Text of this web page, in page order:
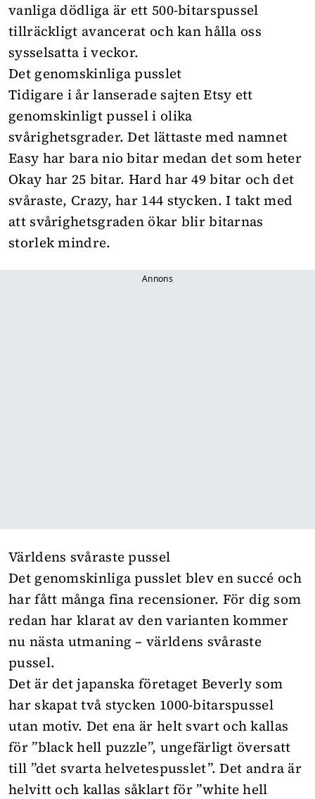
vanliga dödliga är ett 500-bitarspussel
tillräckligt avancerat och kan hålla oss
sysselsatta i veckor.
Det genomskinliga pusslet
Tidigare i år lanserade sajten Etsy ett
genomskinligt pussel i olika
svårighetsgrader. Det lättaste med namnet
Easy har bara nio bitar medan det som heter
Okay har 25 bitar. Hard har 49 bitar och det
svåraste, Crazy, har 144 stycken. I takt med
att svårighetsgraden ökar blir bitarnas
storlek mindre.
Annons
Världens svåraste pussel
Det genomskinliga pusslet blev en succé och
har fått många fina recensioner. För dig som
redan har klarat av den varianten kommer
nu nästa utmaning – världens svåraste
pussel.
Det är det japanska företaget Beverly som
har skapat två stycken 1000-bitarspussel
utan motiv. Det ena är helt svart och kallas
för ”black hell puzzle”, ungefärligt översatt
till ”det svarta helvetespusslet”. Det andra är
helvitt och kallas såklart för ”white hell